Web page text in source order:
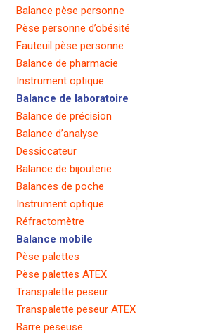
Balance pèse personne
Pèse personne d’obésité
Fauteuil pèse personne
Balance de pharmacie
Instrument optique
Balance de laboratoire
Balance de précision
Balance d’analyse
Dessiccateur
Balance de bijouterie
Balances de poche
Instrument optique
Réfractomètre
Balance mobile
Pèse palettes
Pèse palettes ATEX
Transpalette peseur
Transpalette peseur ATEX
Barre peseuse